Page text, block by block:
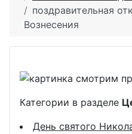
поздравительная
Вознесения
Категории в разделе
День святого